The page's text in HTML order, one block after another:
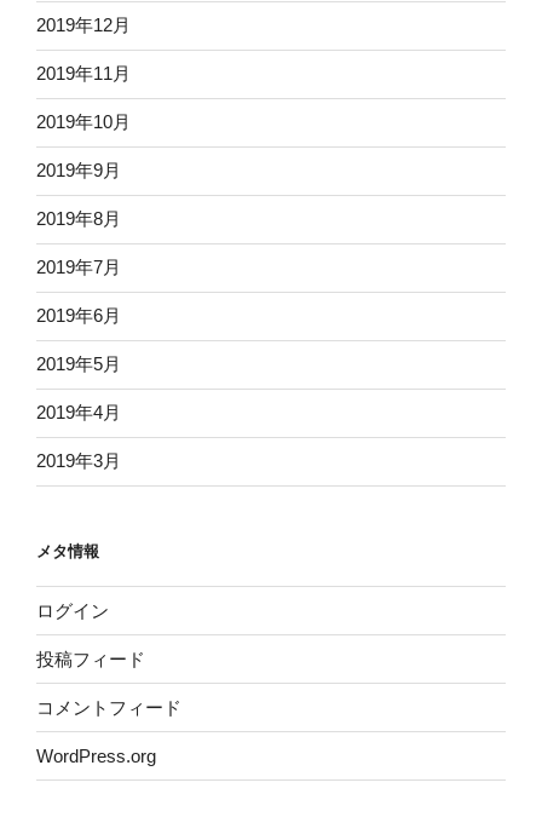
2019年12月
2019年11月
2019年10月
2019年9月
2019年8月
2019年7月
2019年6月
2019年5月
2019年4月
2019年3月
メタ情報
ログイン
投稿フィード
コメントフィード
WordPress.org